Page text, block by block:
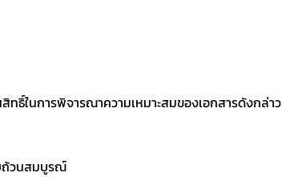
ธิ์ในการพิจารณาความเหมาะสมของเอกสารดังกล่าว
ถ้วนสมบูรณ์